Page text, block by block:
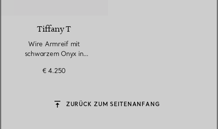
Tiffany T
Wire Armreif mit
schwarzem Onyx in
€ 4.250
ZURÜCK ZUM SEITENANFANG